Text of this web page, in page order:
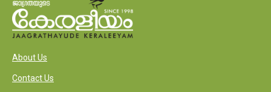
About Us
Contact Us